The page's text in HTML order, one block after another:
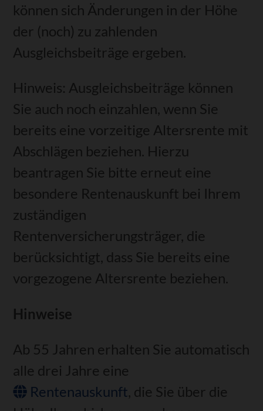
können sich Änderungen in der Höhe
der (noch) zu zahlenden
Ausgleichsbeiträge ergeben.
Hinweis: Ausgleichsbeiträge können
Sie auch noch einzahlen, wenn Sie
bereits eine vorzeitige Altersrente mit
Abschlägen beziehen. Hierzu
beantragen Sie bitte erneut eine
besondere Rentenauskunft bei Ihrem
zuständigen
Rentenversicherungsträger, die
berücksichtigt, dass Sie bereits eine
vorgezogene Altersrente beziehen.
Hinweise
Ab 55 Jahren erhalten Sie automatisch
alle drei Jahre eine
Rentenauskunft , die Sie über die